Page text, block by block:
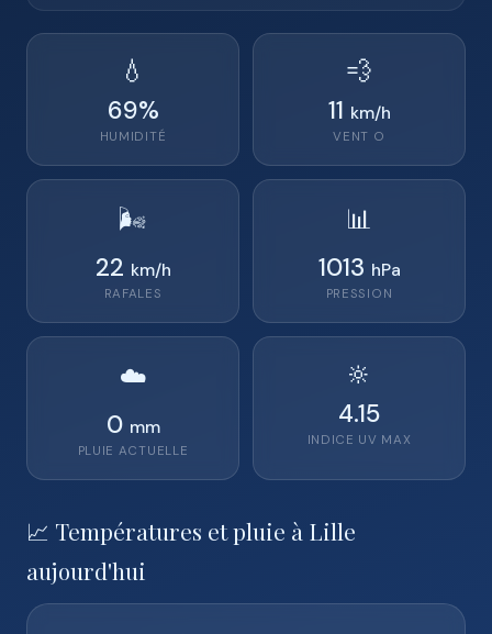
💧
69%
HUMIDITÉ
💨
11 km/h
VENT O
🌬️
22 km/h
RAFALES
📊
1013 hPa
PRESSION
☁️
0 mm
PLUIE ACTUELLE
🔆
4.15
INDICE UV MAX
📈 Températures et pluie à Lille
aujourd'hui